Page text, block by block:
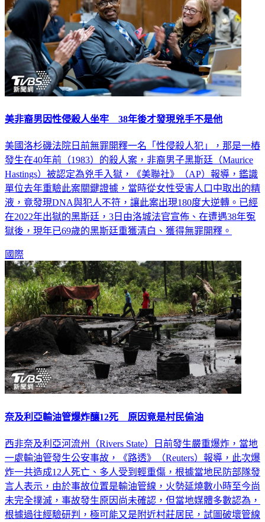
美非裔男因性侵殺人坐牢 38年後才發現兇手不是他
美國洛杉磯法院日前無罪開釋一名「性侵殺人犯」，那是一樁
發生在40年前（1983）的殺人案，非裔男子黑斯廷（Maurice
Hastings）被認定為兇手入獄，《美聯社》（AP）報導，鑑識
單位去年重驗此案關鍵證據，當時從女性受害人口中取出的精
液，竟發現DNA與犯人不符，讓此案出現180度大逆轉。已經
在2022年出獄的黑斯廷，3日由洛城法官宣佈、在遭遇38年冤
獄後，現年已69歲的黑斯廷重獲清白、獲得無罪開釋。
國際
奈及利亞輸油管爆炸釀12死 原因竟是村民偷油
西非奈及利亞河流州（Rivers State）日前發生嚴重爆炸，當地
一處輸油管發生公安事故，《路透》（Reuters）報導，此次爆
炸一共造成12人死亡、多人受到輕重傷，根據當地民防部隊發
言人表示，由於事故位置是輸油管線，火勢延燒數小時至今尚
未完全撲滅，事故發生原因尚未確認，但當地媒體多數認為，
根據過往經驗研判，極可能又是附近村莊居民，試圖破壞管線